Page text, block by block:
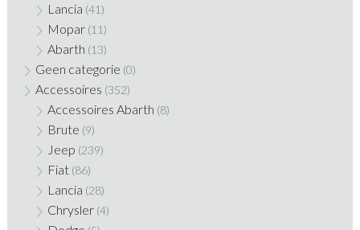
Lancia (41)
Mopar (11)
Abarth (13)
Geen categorie (0)
Accessoires (352)
Accessoires Abarth (8)
Brute (9)
Jeep (239)
Fiat (86)
Lancia (28)
Chrysler (4)